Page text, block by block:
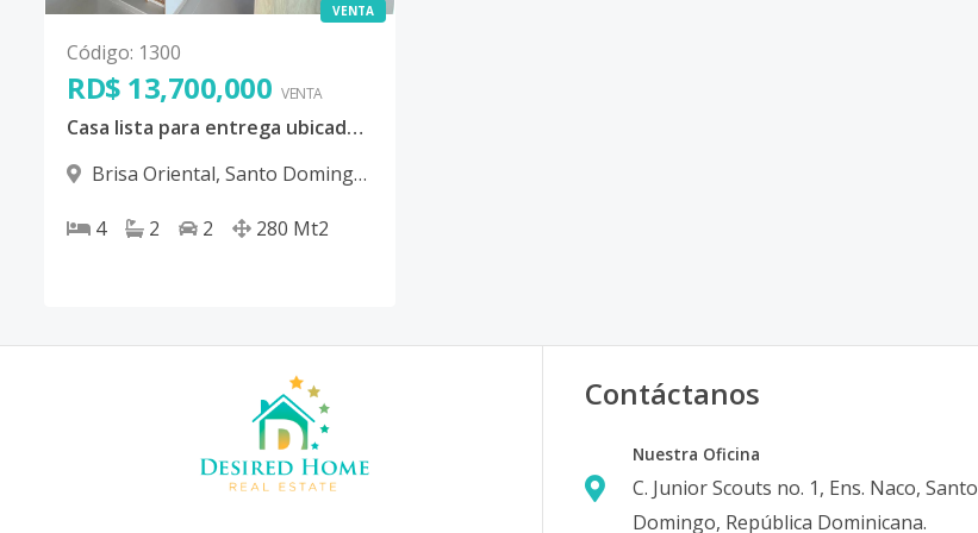
VENTA
Código: 1300
RD$ 13,700,000 VENTA
Casa lista para entrega ubicada en Brisa Oriental, San Isidro, Santo Domingo Este
Brisa Oriental, Santo Domingo
4
2 2 280 Mt2
Contáctanos
Nuestra Oficina
C. Junior Scouts no. 1, Ens. Naco, Santo
Domingo, República Dominicana.